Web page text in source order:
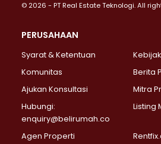
Properti Dijual di Jakarta
Properti Dijual di Lebak Bulus >
Properti Dijual di Gandaria Selatan >
Properti Dijual di Pondok Labu >
Properti Dijual di Lenteng Agung >
Properti Dijual di Senayan >
Properti Dijual di Pondok Pinang >
© 2026 - PT Real Estate Teknologi. All
PERUSAHAAN
Syarat & Ketentuan
Komunitas
Berita
Ajukan Konsultasi
Mitra
Hubungi:
enquiry@belirumah.co
Listing
Agen Properti